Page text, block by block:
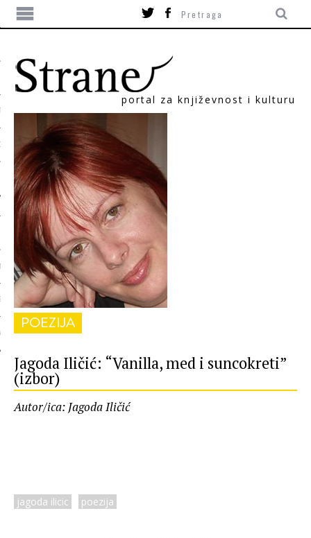
portal za književnost i kulturu
POEZIJA
Jagoda Iličić: “Vanilla, med i suncokreti”
(izbor)
Autor/ica: Jagoda Iličić
jagoda ilicic poezija